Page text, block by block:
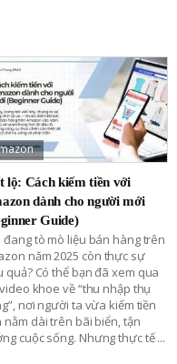
lộ: Cách kiếm tiền với
dành cho người mới
Guide)
đang tò mò liệu bán hàng trên
năm 2025 còn thực sự
quả? Có thể bạn đã xem qua
khoe về “thu nhập thụ
nơi người ta vừa kiếm tiền
nằm dài trên bãi biển, tận
cuộc sống. Nhưng thực tế...